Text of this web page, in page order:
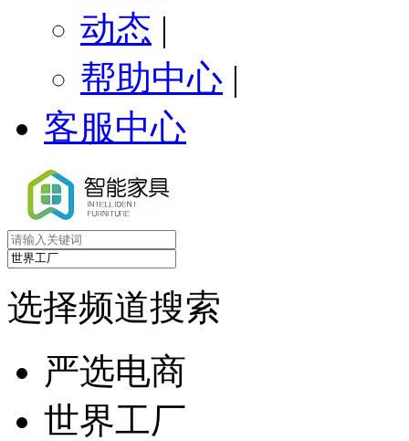
动态 |
帮助中心 |
客服中心
选择频道搜索
严选电商
世界工厂